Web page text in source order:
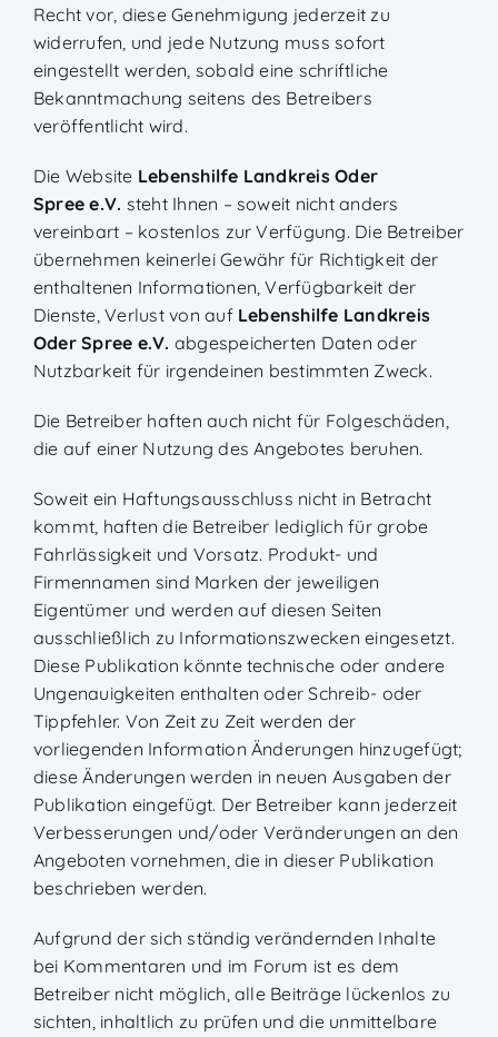
Recht vor, diese Genehmigung jederzeit zu
widerrufen, und jede Nutzung muss sofort
eingestellt werden, sobald eine schriftliche
Bekanntmachung seitens des Betreibers
veröffentlicht wird.
Die Website Lebenshilfe Landkreis Oder
Spree e.V. steht Ihnen – soweit nicht anders
vereinbart – kostenlos zur Verfügung. Die Betreiber
übernehmen keinerlei Gewähr für Richtigkeit der
enthaltenen Informationen, Verfügbarkeit der
Dienste, Verlust von auf Lebenshilfe Landkreis
Oder Spree e.V. abgespeicherten Daten oder
Nutzbarkeit für irgendeinen bestimmten Zweck.
Die Betreiber haften auch nicht für Folgeschäden,
die auf einer Nutzung des Angebotes beruhen.
Soweit ein Haftungsausschluss nicht in Betracht
kommt, haften die Betreiber lediglich für grobe
Fahrlässigkeit und Vorsatz. Produkt- und
Firmennamen sind Marken der jeweiligen
Eigentümer und werden auf diesen Seiten
ausschließlich zu Informationszwecken eingesetzt.
Diese Publikation könnte technische oder andere
Ungenauigkeiten enthalten oder Schreib- oder
Tippfehler. Von Zeit zu Zeit werden der
vorliegenden Information Änderungen hinzugefügt;
diese Änderungen werden in neuen Ausgaben der
Publikation eingefügt. Der Betreiber kann jederzeit
Verbesserungen und/oder Veränderungen an den
Angeboten vornehmen, die in dieser Publikation
beschrieben werden.
Aufgrund der sich ständig verändernden Inhalte
bei Kommentaren und im Forum ist es dem
Betreiber nicht möglich, alle Beiträge lückenlos zu
sichten, inhaltlich zu prüfen und die unmittelbare